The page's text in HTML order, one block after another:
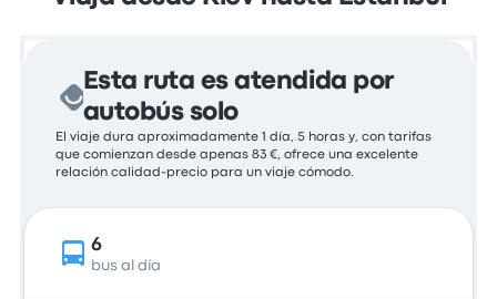
Esta ruta es atendida por
autobús solo
El viaje dura aproximadamente 1 día, 5 horas y, con tarifas
que comienzan desde apenas 83 €, ofrece una excelente
relación calidad-precio para un viaje cómodo.
6
bus al día